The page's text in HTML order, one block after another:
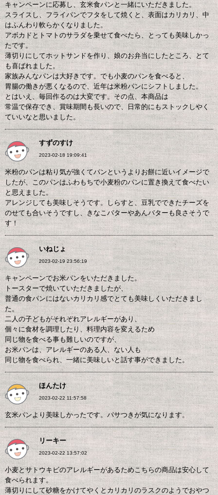
キャンペーンに応募し、玄米食パンと一緒にいただきました。
スライスし、フライパンでフタをして焼くと、表面はカリカリ、中
はふんわり軟らかくなりました。
アボカドとトマトのサラダを乗せて食べたら、とっても美味しかっ
たです。
薄切りにしてホットサンドを作り、娘のお弁当にしたところ、とて
も喜ばれました。
家族みんなパンは大好きです。でも小麦のパンを食べると、
胃腸の働きが悪くなるので、近年は米粉パンにシフトしました。
とはいえ、毎回作るのは大変です。その点、本商品は
常温で保存でき、賞味期間も長いので、日常的にもストックしやく
ていいなと思いました。
すずのすけ
2023-02-18 19:09:41
米粉のパンは粘り気が強くてパンというよりお餅に近いイメージで
したが、このパンはふわもちで小麦粉のパンに置き換えて食べたい
と思えました。
アレンジしても美味しそうです。しらすと、豆乳でできたチーズを
のせても合いそうですし、きなこバターやあんバターも良さそうで
す！
いねじょ
2023-02-19 23:56:19
キャンペーンでお米パンをいただきました。
トースターで焼いていただきましたが、
普通の食パンにはないカリカリ感でとても美味しくいただきまし
た。
二人の子どもがそれぞれアレルギーがあり、
個々に食材を調理したり、料理内容を変えるため
同じ物を食べる事も難しいのですが、
お米パンは、アレルギーのある人、ない人も
同じ物を食べられ、一緒に美味しいと話す事ができました。
ほんたけ
2023-02-22 11:57:58
玄米パンより美味しかったです。パサつきが気になります。
リーキー
2023-02-22 13:57:02
小麦とサトウキビのアレルギーがあるためこちらの商品は安心して
食べられます。
薄切りにして砂糖をかけてやくとカリカリのラスクのようでおやつ